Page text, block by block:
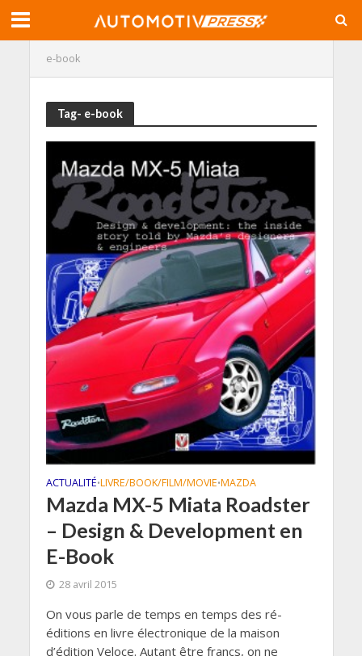
e-book
Tag- e-book
ACTUALITÉ•LIVRE/BOOK/FILM/MOVIE•MAZDA
Mazda MX-5 Miata Roadster
– Design & Development en
E-Book
28 avril 2015
On vous parle de temps en temps des ré-
éditions en livre électronique de la maison
d’édition Veloce. Autant être francs, on ne